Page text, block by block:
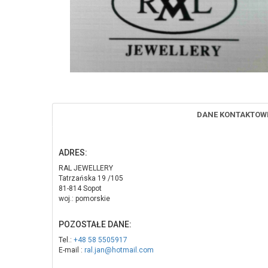
DANE
ADRES:
RAL JEWELLERY
Tatrzańska 19 /105
81-814 Sopot
woj.: pomorskie
POZOSTAŁE DANE:
Tel.: +48 58 5505917
E-mail : ral.jan@hotmail.com